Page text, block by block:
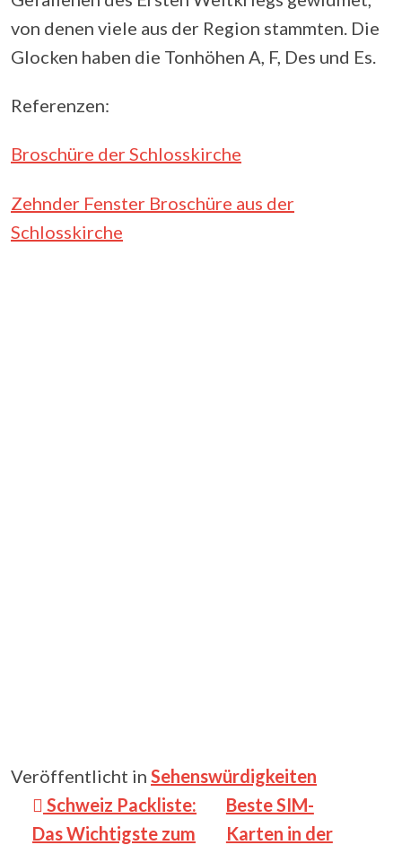
von denen viele aus der Region stammten. Die
Glocken haben die Tonhöhen A, F, Des und Es.
Referenzen:
Broschüre der Schlosskirche
Zehnder Fenster Broschüre aus der
Schlosskirche
Veröffentlicht in Sehenswürdigkeiten
Beitragsnavigation
Schweiz Packliste:
Das Wichtigste zum
Beste SIM-
Karten in der